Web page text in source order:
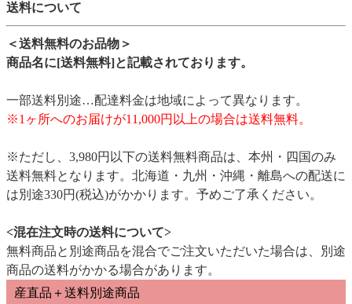
送料について
＜送料無料のお品物＞
商品名に[送料無料]と記載されております。
一部送料別途…配達料金は地域によって異なります。
※1ヶ所へのお届けが11,000円以上の場合は送料無料。
※ただし、3,980円以下の送料無料商品は、本州・四国のみ
送料無料となります。北海道・九州・沖縄・離島への配送に
は別途330円(税込)がかかります。予めご了承ください。
<混在注文時の送料について>
無料商品と別途商品を混合でご注文いただいた場合は、別途
商品の送料がかかる場合があります。
産直品＋送料別途商品